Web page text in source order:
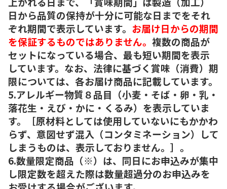
日から品質の保持が十分に可能な日までをそれ
ぞれ期間で表示しています。 お届け日からの期間
を保証するものではありません。 複数の商品が
セットになっている場合、最も短い期間を表示
しています。なお、法律に基づく賞味（消費）期
限については、各お届け商品に記載しています。
5.アレルギー物質８品目（小麦・そば・卵・乳・
落花生・えび・かに・くるみ）を表示していま
す。［原材料としては使用していないにもかかわ
らず、意図せず混入（コンタミネーション）して
しまうものは、表示しておりません。］。
6.数量限定商品（※）は、同日にお申込みが集中
し限定数を超えた際は数量超過分のお申込みを